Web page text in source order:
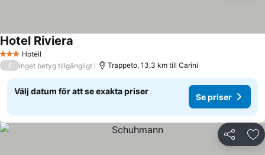
3 StjärnorHotell
Hotel Riviera
/ Inget betyg tillgängligt Trappeto, 13.3 km till Carini
Välj datum för att se exakta priser
Se priser
Dela